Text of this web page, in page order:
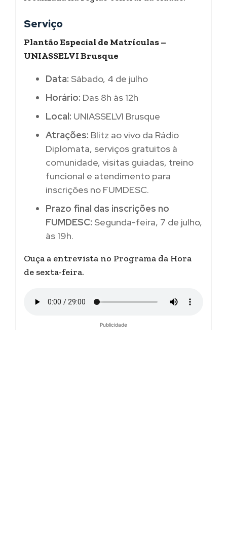
Serviço
Plantão Especial de Matrículas –
UNIASSELVI Brusque
Data: Sábado, 4 de julho
Horário: Das 8h às 12h
Local: UNIASSELVI Brusque
Atrações: Blitz ao vivo da Rádio
Diplomata, serviços gratuitos à
comunidade, visitas guiadas, treino
funcional e atendimento para
inscrições no FUMDESC.
Prazo final das inscrições no
FUMDESC: Segunda-feira, 7 de julho,
às 19h.
Ouça a entrevista no Programa da Hora
de sexta-feira.
Publicidade